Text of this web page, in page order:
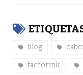
blog
factorink